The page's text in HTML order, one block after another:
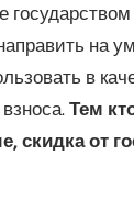
на
в
взноса.Тем
скидка от